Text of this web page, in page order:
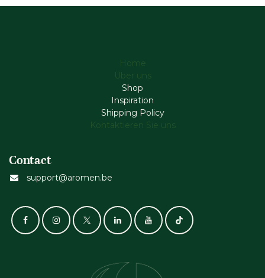
Home
Über uns
Shop
Inspiration
Shipping Policy
Kontaktieren Sie uns
Contact
support@aromen.be